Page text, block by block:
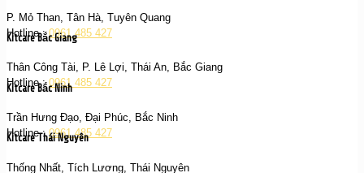
P. Mỏ Than, Tân Hà, Tuyên Quang
Hotline :0961 485 427
Kitcare Bắc Giang
Thân Công Tài, P. Lê Lợi, Thái An, Bắc Giang
Hotline :0961 485 427
Kitcare Bắc Ninh
Trần Hưng Đạo, Đại Phúc, Bắc Ninh
Hotline :0961 485 427
Kitcare Thái Nguyên
Thống Nhất, Tích Lương, Thái Nguyên